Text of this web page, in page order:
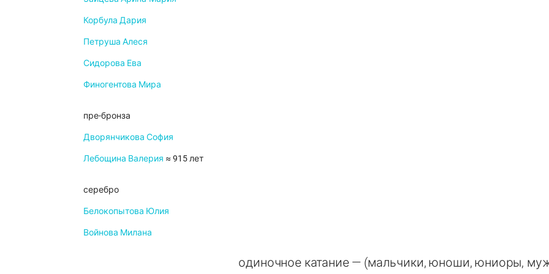
Корбула Дария
Петруша Алеся
Сидорова Ева
Финогентова Мира
пре-бронза
Дворянчикова София
Лебощина Валерия ≈ 915 лет
серебро
Белокопытова Юлия
Войнова Милана
одиночное катание — (мальчики, юноши, юниоры,